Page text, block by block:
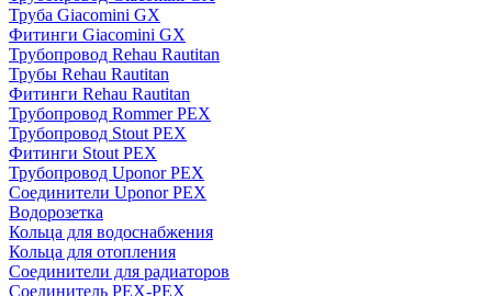
Труба Giacomini GX
Фитинги Giacomini GX
Трубопровод Rehau Rautitan
Трубы Rehau Rautitan
Фитинги Rehau Rautitan
Трубопровод Rommer PEX
Трубопровод Stout PEX
Фитинги Stout PEX
Трубопровод Uponor PEX
Соединители Uponor PEX
Водорозетка
Кольца для водоснабжения
Кольца для отопления
Соединители для радиаторов
Соединитель PEX-PEX